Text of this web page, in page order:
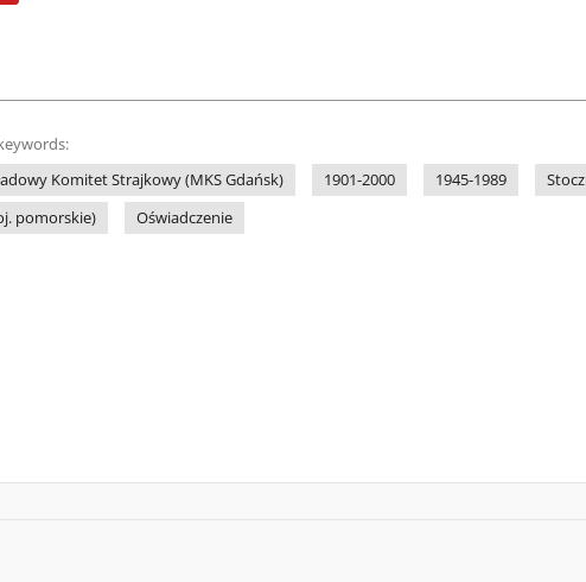
Komitet Strajkowy (MKS Gdańsk)
1901-2000 1945-1989
pomorskie)
Oświadczenie